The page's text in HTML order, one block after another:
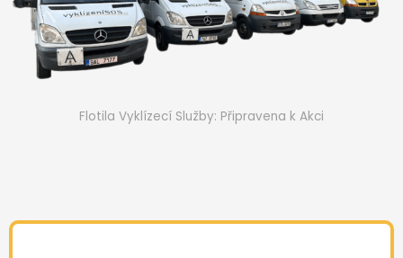
Flotila Vyklízecí Služby: Připravena k Akci